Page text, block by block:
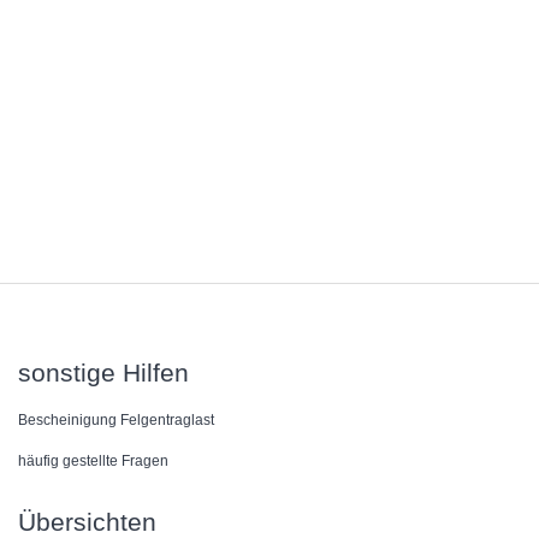
sonstige Hilfen
Bescheinigung Felgentraglast
häufig gestellte Fragen
Übersichten